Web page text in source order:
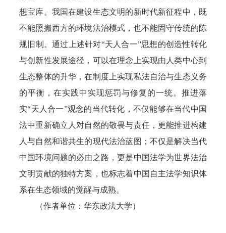
想宝库。我国在建设生态文明的新时代新征程中，既
不能照搬西方的环境法治模式，也不能固守传统的陈
规旧制。通过上述针对“天人合一”思想的创造性转化
与创新性发展途径，可以在理念上实现由人类中心到
生态整体的升华，在制度上实现私法自治与生态义务
的平衡，在实践中实现惩罚与修复的一统。推进落
实“天人合一”观念的当代转化，不仅能够在当代中国
法中重新确立人对自然的敬畏与责任，更能推进构建
人与自然和谐共生的现代法治蓝图；不仅是解决当代
中国环境问题的必由之路，更是中国法学为世界法治
文明贡献的独特方案，也标志着中国自主法学知识体
系在生态领域的觉醒与成熟。
（作者单位：华东政法大学）